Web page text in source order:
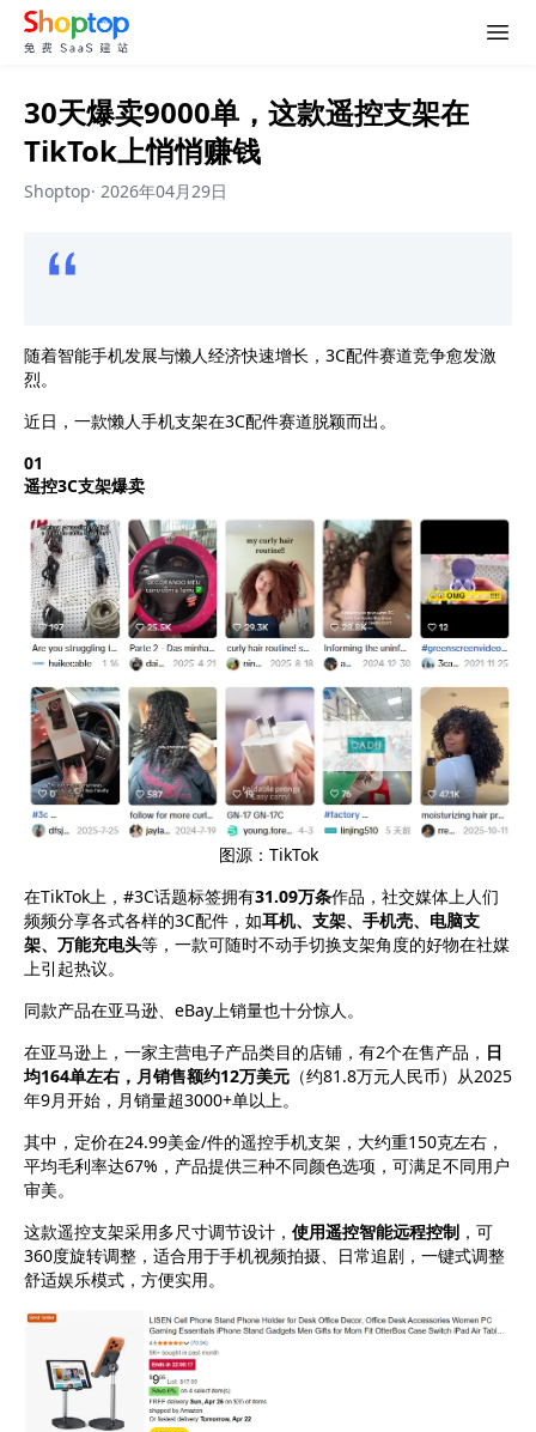
30天爆卖9000单，这款遥控支架在
TikTok上悄悄赚钱
Shoptop· 2026年04月29日
随着智能手机发展与懒人经济快速增长，3C配件赛道竞争愈发激
烈。
近日，一款懒人手机支架在3C配件赛道脱颖而出。
01
遥控3C支架爆卖
图源：TikTok
在TikTok上，#3C话题标签拥有31.09万条作品，社交媒体上人们
频频分享各式各样的3C配件，如耳机、支架、手机壳、电脑支
架、万能充电头等，一款可随时不动手切换支架角度的好物在社媒
上引起热议。
同款产品在亚马逊、eBay上销量也十分惊人。
在亚马逊上，一家主营电子产品类目的店铺，有2个在售产品， 日
均164单左右，月销售额约12万美元 （约81.8万元人民币）从2025
年9月开始，月销量超3000+单以上。
其中，定价在24.99美金/件的遥控手机支架，大约重150克左右，
平均毛利率达67%，产品提供三种不同颜色选项，可满足不同用户
审美。
这款遥控支架采用多尺寸调节设计， 使用遥控智能远程控制 ，可
360度旋转调整，适合用于手机视频拍摄、日常追剧，一键式调整
舒适娱乐模式，方便实用。